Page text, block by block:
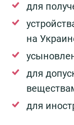
для
на
для
для